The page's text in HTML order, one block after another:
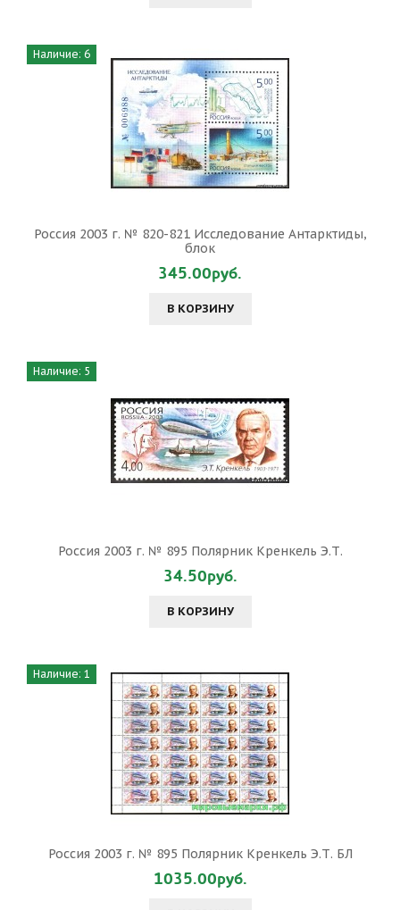
Наличие: 6
Россия 2003 г. № 820-821 Исследование Антарктиды,
блок
345.00руб.
В КОРЗИНУ
Наличие: 5
Россия 2003 г. № 895 Полярник Кренкель Э.Т.
34.50руб.
В КОРЗИНУ
Наличие: 1
Россия 2003 г. № 895 Полярник Кренкель Э.Т. БЛ
1035.00руб.